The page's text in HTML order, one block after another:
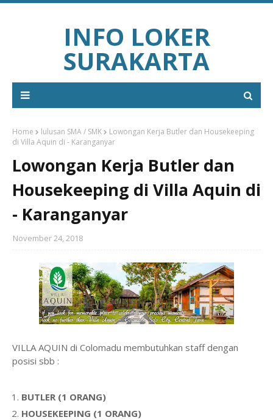
INFO LOKER
SURAKARTA
Home lulusan SMA / SMK
Lowongan Kerja Butler dan Housekeeping
di Villa Aquin di - Karanganyar
Lowongan Kerja Butler dan
Housekeeping di Villa Aquin di
- Karanganyar
November 24, 2018
VILLA AQUIN di Colomadu membutuhkan staff dengan
posisi sbb :
BUTLER (1 ORANG)
HOUSEKEEPING (1 ORANG)